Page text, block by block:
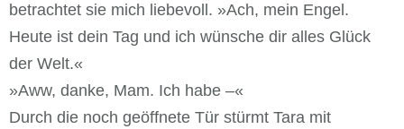
betrachtet sie mich liebevoll. »Ach, mein Engel.
Heute ist dein Tag und ich wünsche dir alles Glück
der Welt.«
»Aww, danke, Mam. Ich habe –«
Durch die noch geöffnete Tür stürmt Tara mit